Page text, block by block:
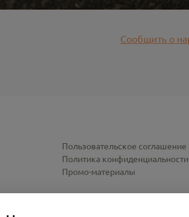
Сообщить о
Пользовательское соглашение
Политика конфиденциальности
Промо-материалы